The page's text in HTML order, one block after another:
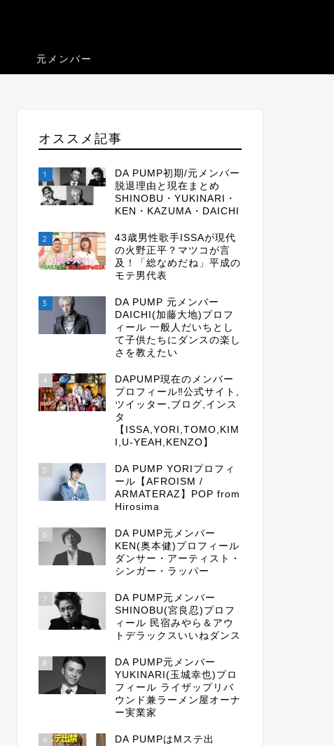
元メンバー
オススメ記事
1
DA PUMP初期/元メンバー
脱退理由と現在まとめ
SHINOBU・YUKINARI・
KEN・KAZUMA・DAICHI
2
43歳男性歌手ISSAが現代
の火野正平？マツコが言
及！「総なめだね」平成の
モテ男代表
3
DA PUMP 元メンバー
DAICHI(加藤大地)プロフ
ィール 一般人だいちとし
て子供たちにダンスの楽し
さを教えたい
4
DAPUMP現在のメンバー
プロフィール‼公式サイト,
ツイッター,ブログ,インス
タ
【ISSA,YORI,TOMO,KIM
I,U-YEAH,KENZO】
5
DA PUMP YORIプロフィ
ール【AFROISM /
ARMATERAZ】POP from
Hirosima
6
DA PUMP元メンバー
KEN(奥本健)プロフィール
ダンサー・アーティスト・
シンガー・ラッパー
7
DA PUMP元メンバー
SHINOBU(宮良忍)プロフ
ィール 民宿みやら＆アウ
トデラックスいいねダンス
8
DA PUMP元メンバー
YUKINARI(玉城幸也)プロ
フィール ライザップリバ
ウンド兼ラーメン屋オーナ
ー実業家
9
DA PUMPはMステ出